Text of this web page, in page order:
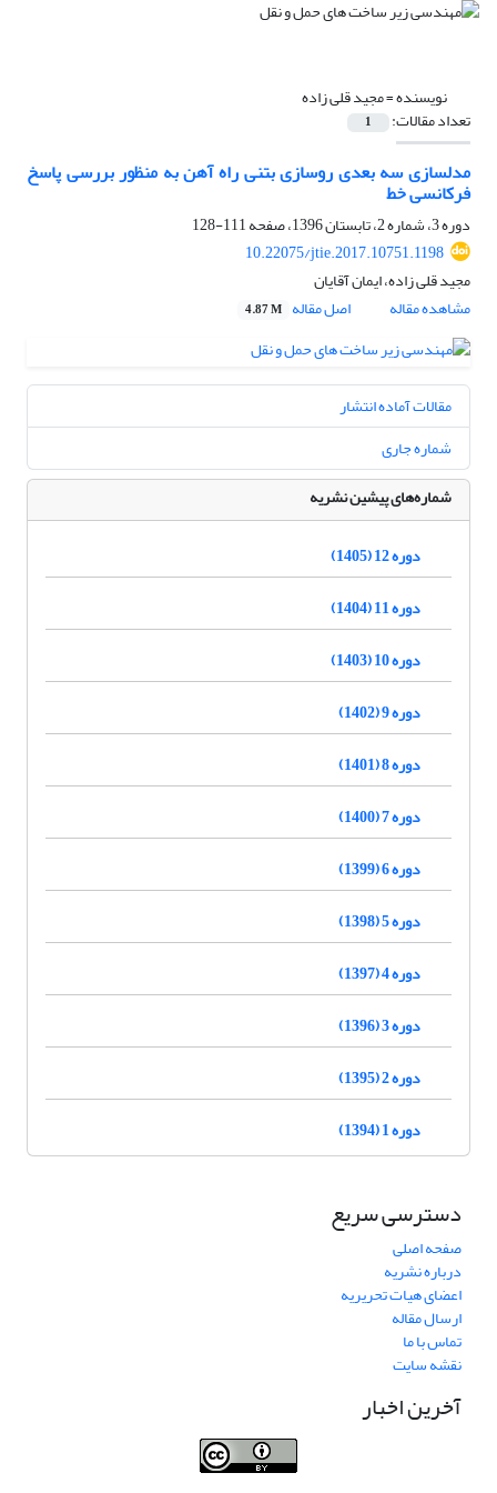
نویسنده =مجید قلی زاده
تعداد مقالات: 1
مدلسازی سه بعدی روسازی بتنی راه آهن به منظور بررسی پاسخ
فرکانسی خط
دوره 3، شماره 2، تابستان 1396، صفحه
111-128
10.22075/jtie.2017.10751.1198
مجید قلی زاده، ایمان آقایان
مشاهده مقاله
اصل مقاله 4.87 M
مقالات آماده انتشار
شماره جاری
شماره‌های پیشین نشریه
دوره 12 (1405)
دوره 11 (1404)
دوره 10 (1403)
دوره 9 (1402)
دوره 8 (1401)
دوره 7 (1400)
دوره 6 (1399)
دوره 5 (1398)
دوره 4 (1397)
دوره 3 (1396)
دوره 2 (1395)
دوره 1 (1394)
دسترسی سریع
صفحه اصلی
درباره نشریه
اعضای هیات تحریریه
ارسال مقاله
تماس با ما
نقشه سایت
آخرین اخبار